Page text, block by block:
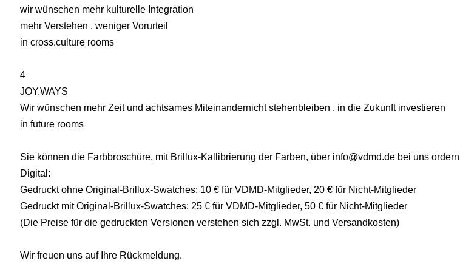
wir wünschen mehr kulturelle Integration
mehr Verstehen . weniger Vorurteil
in cross.culture rooms
4
JOY.WAYS
Wir wünschen mehr Zeit und achtsames Miteinandernicht stehenbleiben . in die Zukunft investieren
in future rooms
Sie können die Farbbroschüre, mit Brillux-Kallibrierung der Farben, über info@vdmd.de bei uns
Digital:
Gedruckt ohne Original-Brillux-Swatches: 10 € für VDMD-Mitglieder, 20 € für Nicht-Mitglieder
Gedruckt mit Original-Brillux-Swatches: 25 € für VDMD-Mitglieder, 50 € für Nicht-Mitglieder
(Die Preise für die gedruckten Versionen verstehen sich zzgl. MwSt. und Versandkosten)
Wir freuen uns auf Ihre Rückmeldung.